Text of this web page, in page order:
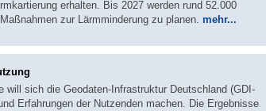
erhalten. Bis 2027 werden rund 52.000
zur Lärmminderung zu planen. mehr...
will sich die Geodaten-Infrastruktur Deutschland (GDI-
Erfahrungen der Nutzenden machen. Die Ergebnisse